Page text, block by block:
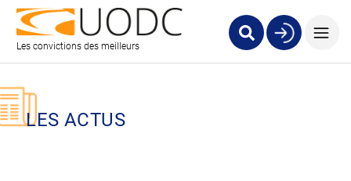
Les convictions des meilleurs
LES ACTUS